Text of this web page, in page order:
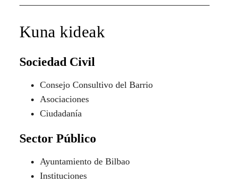
Kuna kideak
Sociedad Civil
Consejo Consultivo del Barrio
Asociaciones
Ciudadanía
Sector Público
Ayuntamiento de Bilbao
Instituciones